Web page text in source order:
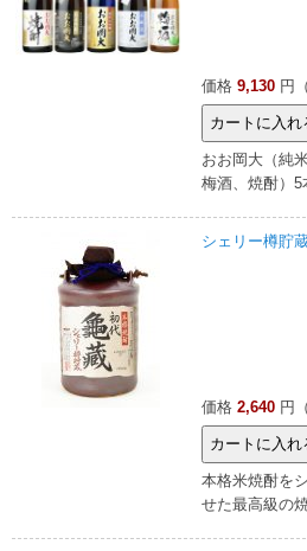
価格 9,130 円
おお岡大（純
梅酒、焼酎）5
シェリー樽貯
価格 2,640 円
本格米焼酎を
せた最高級の焼